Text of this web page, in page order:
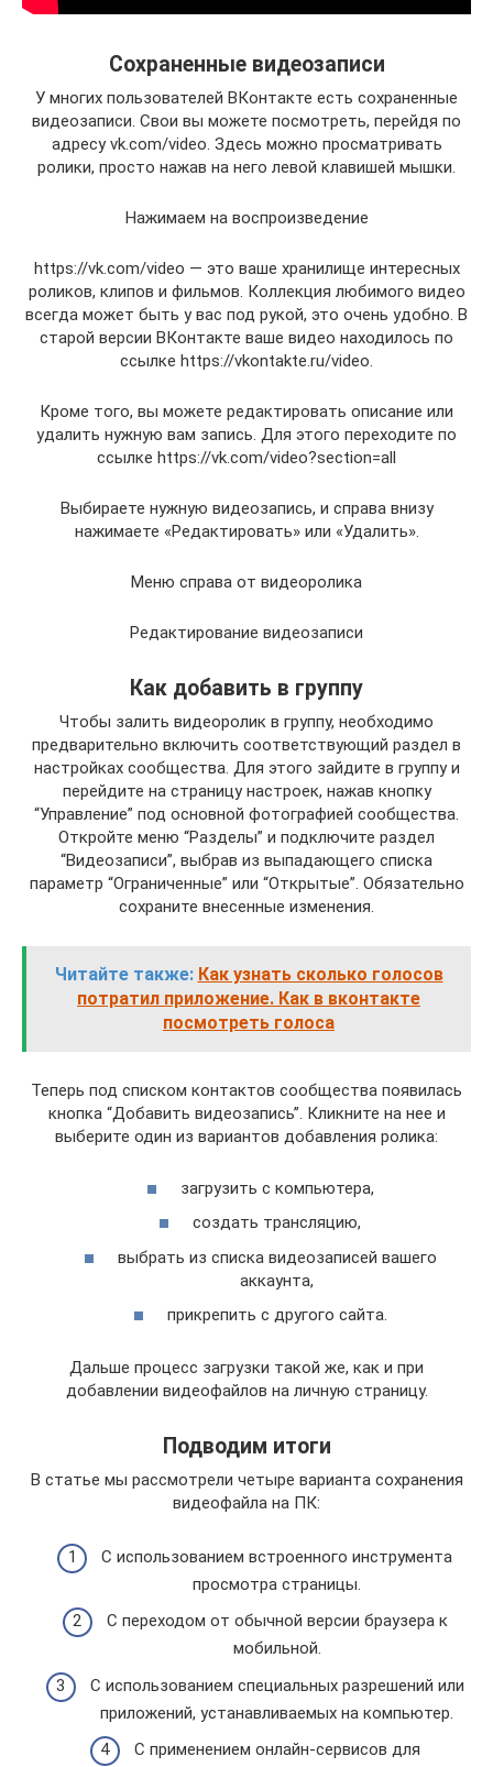
Сохраненные видеозаписи
У многих пользователей ВКонтакте есть сохраненные
видеозаписи. Свои вы можете посмотреть, перейдя по
адресу vk.com/video. Здесь можно просматривать
ролики, просто нажав на него левой клавишей мышки.
Нажимаем на воспроизведение
https://vk.com/video — это ваше хранилище интересных
роликов, клипов и фильмов. Коллекция любимого видео
всегда может быть у вас под рукой, это очень удобно. В
старой версии ВКонтакте ваше видео находилось по
ссылке https://vkontakte.ru/video.
Кроме того, вы можете редактировать описание или
удалить нужную вам запись. Для этого переходите по
ссылке https://vk.com/video?section=all
Выбираете нужную видеозапись, и справа внизу
нажимаете «Редактировать» или «Удалить».
Меню справа от видеоролика
Редактирование видеозаписи
Как добавить в группу
Чтобы залить видеоролик в группу, необходимо
предварительно включить соответствующий раздел в
настройках сообщества. Для этого зайдите в группу и
перейдите на страницу настроек, нажав кнопку
“Управление” под основной фотографией сообщества.
Откройте меню “Разделы” и подключите раздел
“Видеозаписи”, выбрав из выпадающего списка
параметр “Ограниченные” или “Открытые”. Обязательно
сохраните внесенные изменения.
Читайте также: Как узнать сколько голосов
потратил приложение. Как в вконтакте
посмотреть голоса
Теперь под списком контактов сообщества появилась
кнопка “Добавить видеозапись”. Кликните на нее и
выберите один из вариантов добавления ролика:
загрузить с компьютера,
создать трансляцию,
выбрать из списка видеозаписей вашего
аккаунта,
прикрепить с другого сайта.
Дальше процесс загрузки такой же, как и при
добавлении видеофайлов на личную страницу.
Подводим итоги
В статье мы рассмотрели четыре варианта сохранения
видеофайла на ПК:
С использованием встроенного инструмента
просмотра страницы.
С переходом от обычной версии браузера к
мобильной.
С использованием специальных разрешений или
приложений, устанавливаемых на компьютер.
С применением онлайн-сервисов для